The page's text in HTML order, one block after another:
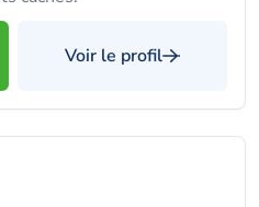
Voir le profil